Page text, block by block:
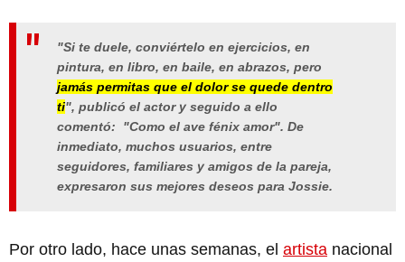
"Si te duele, conviértelo en ejercicios, en
pintura, en libro, en baile, en abrazos, pero
jamás permitas que el dolor se quede dentro
ti", publicó el actor y seguido a ello
comentó:
"Como el ave fénix amor". De
inmediato, muchos usuarios, entre
seguidores, familiares y amigos de la pareja,
expresaron sus mejores deseos para Jossie.
Por otro lado, hace unas semanas, el artista nacional